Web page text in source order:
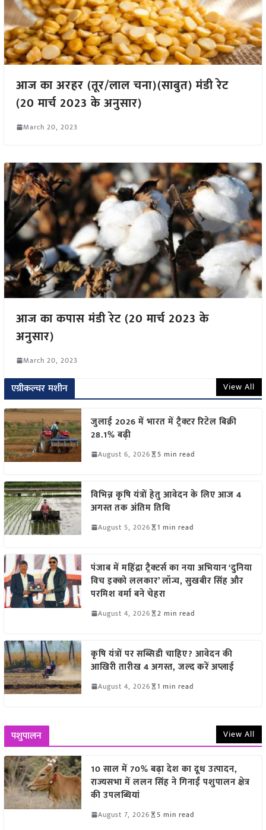
आज का अरहर (तूर/लाल चना)(साबुत) मंडी रेट
(20 मार्च 2023 के अनुसार)
March 20, 2023
आज का कपास मंडी रेट (20 मार्च 2023 के
अनुसार)
March 20, 2023
एग्रीकल्चर मशीन View All
जुलाई 2026 में भारत में ट्रैक्टर रिटेल बिक्री
28.1% बढ़ी
August 6, 2026 5 min read
विभिन्न कृषि यंत्रों हेतु आवेदन के लिए आज 4
अगस्त तक अंतिम तिथि
August 5, 2026 1 min read
पंजाब में महिंद्रा ट्रैक्टर्स का नया अभियान ‘दुनिया
विच इक्को ललकार’ लॉन्च, सुखबीर सिंह और
परमिश वर्मा बने चेहरा
August 4, 2026 2 min read
कृषि यंत्रों पर सब्सिडी चाहिए? आवेदन की
आखिरी तारीख 4 अगस्त, जल्द करें अप्लाई
August 4, 2026 1 min read
पशुपालन View All
10 साल में 70% बढ़ा देश का दूध उत्पादन,
राज्यसभा में ललन सिंह ने गिनाईं पशुपालन क्षेत्र
की उपलब्धियां
August 7, 2026 5 min read